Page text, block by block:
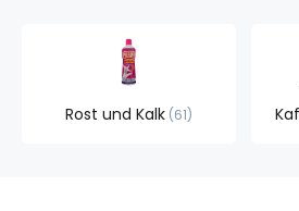
Rost und Kalk 61